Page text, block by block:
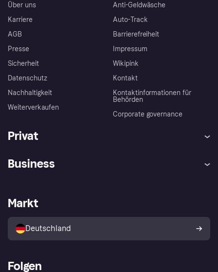
Über uns
Karriere
AGB
Presse
Sicherheit
Datenschutz
Nachhaltigkeit
Weiterverkaufen
Anti-Geldwäsche
Auto-Track
Barrierefreiheit
Impressum
Wikipink
Kontakt
Kontaktinformationen für
Behörden
Corporate governance
Privat
Klarna App
Shops entdecken
Käuferschutzrichtlinie
Dein Widerrufsrecht
Business
Händlerportal
Markt
Deutschland
Folgen